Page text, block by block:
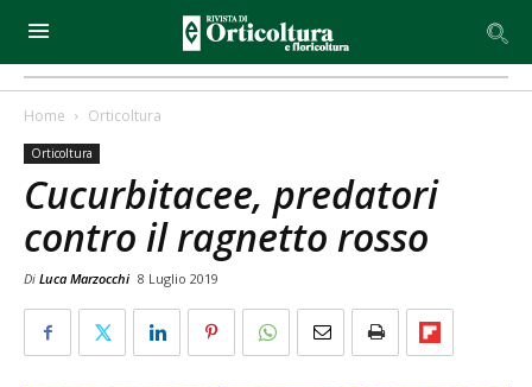
Home Orticoltura
Orticoltura
Cucurbitacee, predatori
contro il ragnetto rosso
Di Luca Marzocchi 8 Luglio 2019